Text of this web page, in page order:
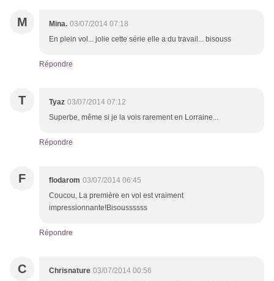
M Mina. 03/07/2014 07:18
En plein vol... jolie cette série elle a du travail... bisouss
Répondre
T Tyaz 03/07/2014 07:12
Superbe, même si je la vois rarement en Lorraine...
Répondre
F flodarom 03/07/2014 06:45
Coucou, La première en vol est vraiment
impressionnante!Bisoussssss
Répondre
C Chrisnature 03/07/2014 00:56